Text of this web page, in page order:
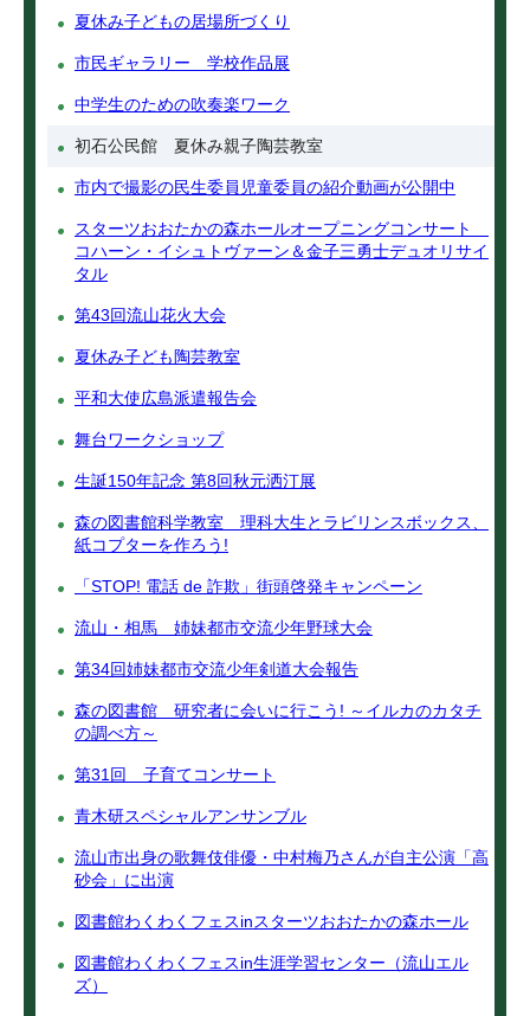
夏休み子どもの居場所づくり
市民ギャラリー 学校作品展
中学生のための吹奏楽ワーク
初石公民館 夏休み親子陶芸教室
市内で撮影の民生委員児童委員の紹介動画が公開中
スターツおおたかの森ホールオープニングコンサート
コハーン・イシュトヴァーン＆金子三勇士デュオリサイ
タル
第43回流山花火大会
夏休み子ども陶芸教室
平和大使広島派遣報告会
舞台ワークショップ
生誕150年記念 第8回秋元洒汀展
森の図書館科学教室 理科大生とラビリンスボックス、
紙コプターを作ろう!
「STOP! 電話 de 詐欺」街頭啓発キャンペーン
流山・相馬 姉妹都市交流少年野球大会
第34回姉妹都市交流少年剣道大会報告
森の図書館 研究者に会いに行こう! ～イルカのカタチ
の調べ方～
第31回 子育てコンサート
青木研スペシャルアンサンブル
流山市出身の歌舞伎俳優・中村梅乃さんが自主公演「高
砂会」に出演
図書館わくわくフェスinスターツおおたかの森ホール
図書館わくわくフェスin生涯学習センター（流山エル
ズ）